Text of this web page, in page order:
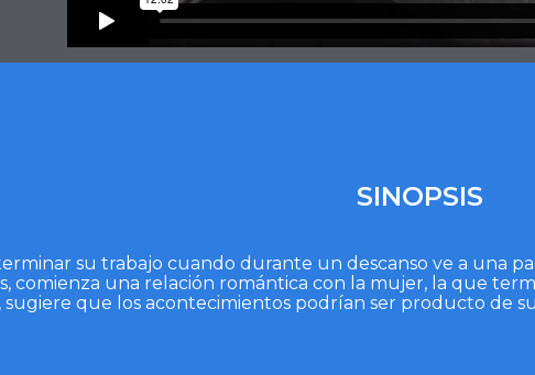
SINOPSIS
su trabajo cuando durante un descanso ve a una
comienza una relación romántica con la mujer, la que
sugiere que los acontecimientos podrían ser producto de